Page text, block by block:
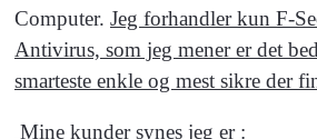
Computer. Jeg forhandler kun F-
Antivirus, som jeg mener er det
smarteste enkle og mest sikre der
Mine kunder synes jeg er :